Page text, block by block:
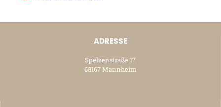
ADRESSE
Spelzenstraße 17
68167 Mannheim